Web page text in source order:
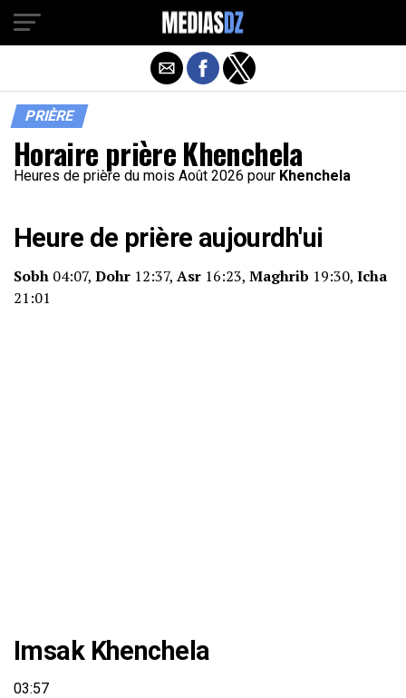
PRIÈRE
Horaire prière Khenchela
Heures de prière du mois Août 2026 pour Khenchela
Heure de prière aujourdh'ui
Sobh 04:07, Dohr 12:37, Asr 16:23, Maghrib 19:30, Icha
21:01
Imsak Khenchela
03:57